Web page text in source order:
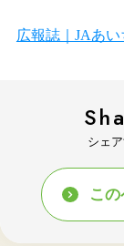
広報誌｜JAあい
シェ
こ